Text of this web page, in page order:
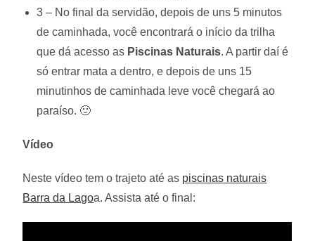
3 – No final da servidão, depois de uns 5 minutos
de caminhada, você encontrará o início da trilha
que dá acesso as Piscinas Naturais. A partir daí é
só entrar mata a dentro, e depois de uns 15
minutinhos de caminhada leve você chegará ao
paraíso. 🙂
Vídeo
Neste vídeo tem o trajeto até as piscinas naturais
Barra da Lagoa. Assista até o final: